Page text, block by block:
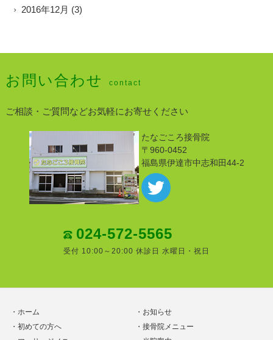
2016年12月 (3)
お問い合わせ contact
ご相談・ご質問などお気軽にお寄せください
たなごころ接骨院
〒960-0452
福島県伊達市中志和田44-2
024-572-5565
受付 10:00～20:00 休診日 水曜日・祝日
ホーム
お知らせ
初めての方へ
接骨院メニュー